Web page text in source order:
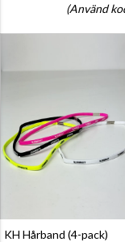
(Använd
KH Hårband (4-pack)